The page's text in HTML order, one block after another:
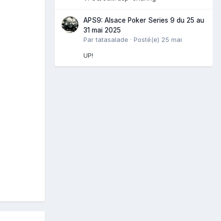
APS9: Alsace Poker Series 9 du 25 au
31 mai 2025
Partatasalade · Posté(e) 25 mai
UP!